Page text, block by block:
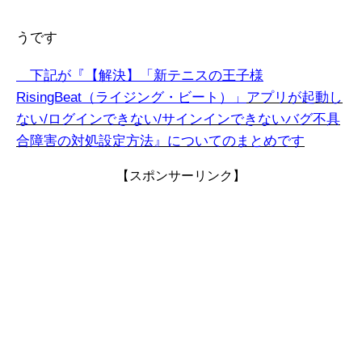
うです
下記が『【解決】「新テニスの王子様
RisingBeat（ライジング・ビート）」 アプリ が起動し
ない/ログインできない/サインインできないバグ不具
合障害の対処設定方法』についてのまとめです
【スポンサーリンク】